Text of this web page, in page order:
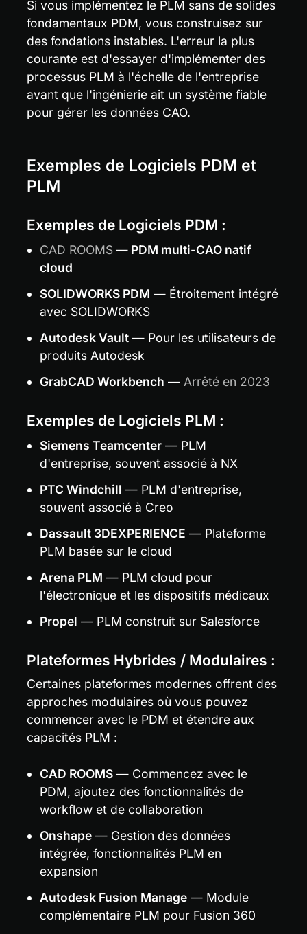
Si vous implémentez le PLM sans de solides
fondamentaux PDM, vous construisez sur
des fondations instables. L'erreur la plus
courante est d'essayer d'implémenter des
processus PLM à l'échelle de l'entreprise
avant que l'ingénierie ait un système fiable
pour gérer les données CAO.
Exemples de Logiciels PDM et
PLM
Exemples de Logiciels PDM :
CAD ROOMS — PDM multi-CAO natif
cloud
SOLIDWORKS PDM — Étroitement intégré
avec SOLIDWORKS
Autodesk Vault — Pour les utilisateurs de
produits Autodesk
GrabCAD Workbench — Arrêté en 2023
Exemples de Logiciels PLM :
Siemens Teamcenter — PLM
d'entreprise, souvent associé à NX
PTC Windchill — PLM d'entreprise,
souvent associé à Creo
Dassault 3DEXPERIENCE — Plateforme
PLM basée sur le cloud
Arena PLM — PLM cloud pour
l'électronique et les dispositifs médicaux
Propel — PLM construit sur Salesforce
Plateformes Hybrides / Modulaires :
Certaines plateformes modernes offrent des
approches modulaires où vous pouvez
commencer avec le PDM et étendre aux
capacités PLM :
CAD ROOMS — Commencez avec le
PDM, ajoutez des fonctionnalités de
workflow et de collaboration
Onshape — Gestion des données
intégrée, fonctionnalités PLM en
expansion
Autodesk Fusion Manage — Module
complémentaire PLM pour Fusion 360